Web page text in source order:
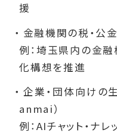
援
金融機関の税・公
例：埼玉県内の金
化構想を推進
企業・団体向けの
anmai）
例：AIチャット・ナレ